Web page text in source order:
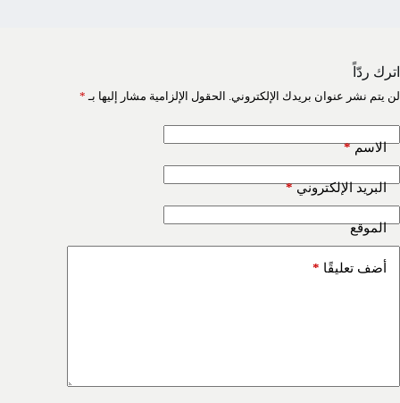
اترك ردّاً
لن يتم نشر عنوان بريدك الإلكتروني. الحقول الإلزامية مشار إليها بـ *
الاسم*
البريد الإلكتروني*
الموقع
أضف تعليقًا *